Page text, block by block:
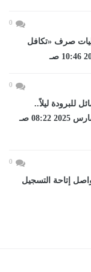
0
وآليات صرف «تكافل
0
للبرودة ليلاً..
والعظمى فى القاهرة...اليوم الأحد، 30 مارس 2025 08:22 صـ
0
يواصل إتاحة التسجيل